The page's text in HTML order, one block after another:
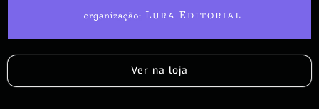
Ver na loja